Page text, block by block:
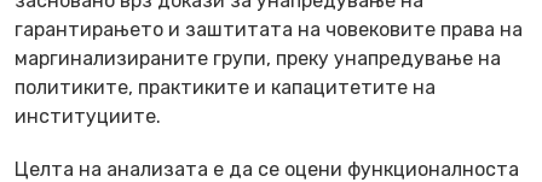
гарантирањето и заштитата на човековите права на
маргинализираните групи, преку унапредување на
политиките, практиките и капацитетите на
институциите.
Целта на анализата е да се оцени функционалноста